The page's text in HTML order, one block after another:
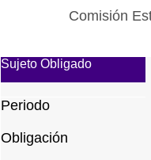
Comisión
Sujeto Obligado
Periodo
Obligación